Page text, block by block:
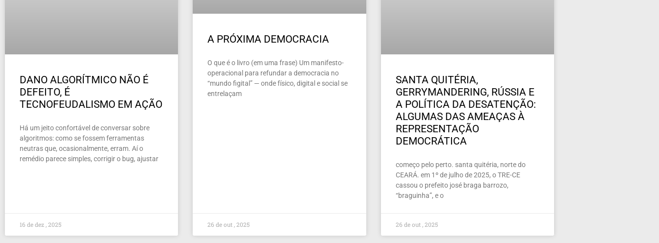
DANO ALGORÍTMICO NÃO É
DEFEITO, É
TECNOFEUDALISMO EM AÇÃO
Há um jeito confortável de conversar sobre
algoritmos: como se fossem ferramentas
neutras que, ocasionalmente, erram. Aí o
remédio parece simples, corrigir o bug, ajustar
16 de dez , 2025
A PRÓXIMA DEMOCRACIA
O que é o livro (em uma frase) Um manifesto-
operacional para refundar a democracia no
“mundo figital” — onde físico, digital e social se
entrelaçam
26 de out , 2025
SANTA QUITÉRIA,
GERRYMANDERING, RÚSSIA E
A POLÍTICA DA DESATENÇÃO:
ALGUMAS DAS AMEAÇAS À
REPRESENTAÇÃO
DEMOCRÁTICA
começo pelo perto. santa quitéria, norte do
CEARÁ. em 1º de julho de 2025, o TRE-CE
cassou o prefeito josé braga barrozo,
“braguinha”, e o
26 de out , 2025